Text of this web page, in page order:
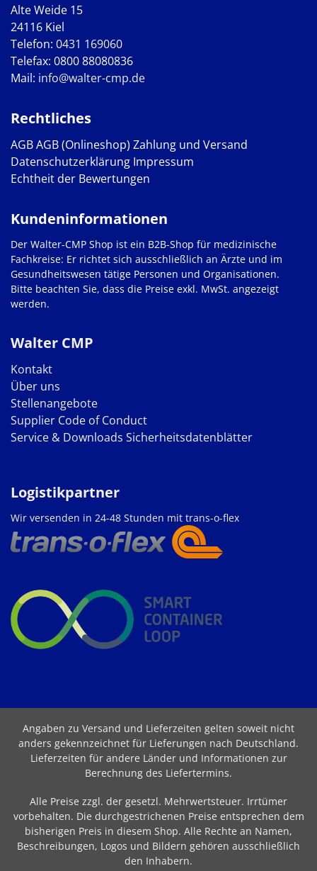
Alte Weide 15
24116 Kiel
Telefon: 0431 169060
Telefax: 0800 88080836
Mail: info@walter-cmp.de
Rechtliches
AGBAGB (Onlineshop) Zahlung und Versand
Datenschutzerklärung Impressum
Echtheit der Bewertungen
Walter CMP
Kontakt
Über uns
Stellenangebote
Supplier Code of Conduct
Service & Downloads Sicherheitsdatenblätter
Kundeninformationen
Der Walter-CMP Shop ist ein B2B-Shop für medizinische
Fachkreise: Er richtet sich ausschließlich an Ärzte und im
Gesundheitswesen tätige Personen und Organisationen.
Bitte beachten Sie, dass die Preise exkl. MwSt. angezeigt
werden.
Logistikpartner
Wir versenden in 24-48 Stunden mit trans-o-flex
Angaben zu Versand und Lieferzeiten gelten soweit nicht
anders gekennzeichnet für Lieferungen nach Deutschland.
Lieferzeiten für andere Länder und Informationen zur
Berechnung des Liefertermins.
Alle Preise zzgl. der gesetzl. Mehrwertsteuer. Irrtümer
vorbehalten. Die durchgestrichenen Preise entsprechen dem
bisherigen Preis in diesem Shop. Alle Rechte an Namen,
Beschreibungen, Logos und Bildern gehören ausschließlich
den Inhabern.